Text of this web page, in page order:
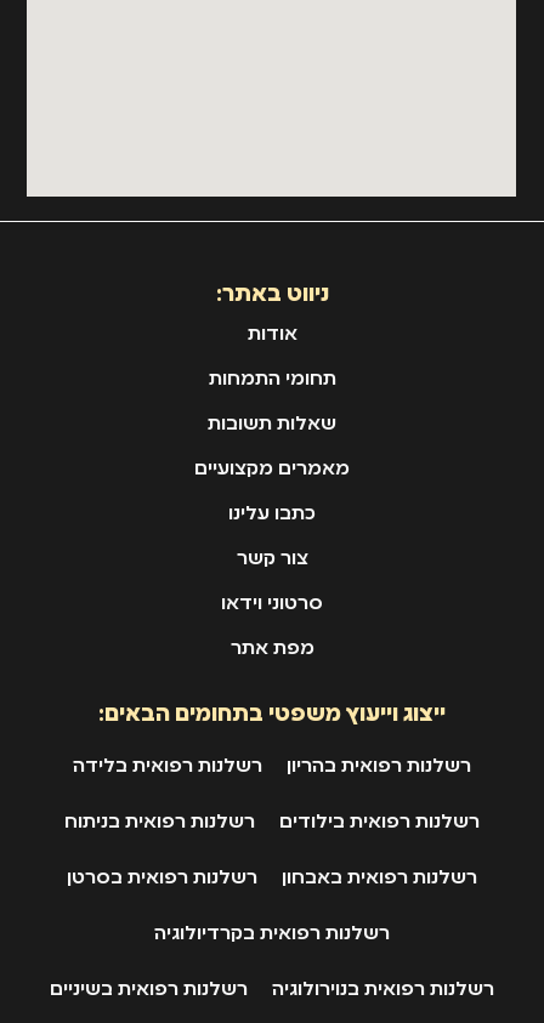
ניווט באתר:
אודות
תחומי התמחות
שאלות תשובות
מאמרים מקצועיים
כתבו עלינו
צור קשר
סרטוני וידאו
מפת אתר
ייצוג וייעוץ משפטי בתחומים הבאים:
רשלנות רפואית בהריון רשלנות רפואית בלידה
רשלנות רפואית בילודים רשלנות רפואית בניתוח
רשלנות רפואית באבחון רשלנות רפואית בסרטן
רשלנות רפואית בקרדיולוגיה
רשלנות רפואית בנוירולוגיה רשלנות רפואית בשיניים